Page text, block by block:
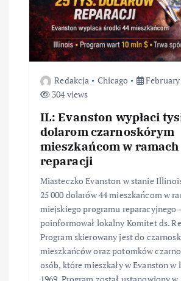
Redakcja Chicago
February
304 views
IL: Evanston wypłaci
dolarom czarnoskórym
mieszkańcom w ramach
reparacji
Miasteczko Evanston w stanie
25 000 dolarów 44 mieszkańcom w
miejskiego programu reparacyjnego
poinformował lokalny Komitet ds.
Program skierowany jest do
mieszkańców oraz potomków
osób, które mieszkały w Evanston w